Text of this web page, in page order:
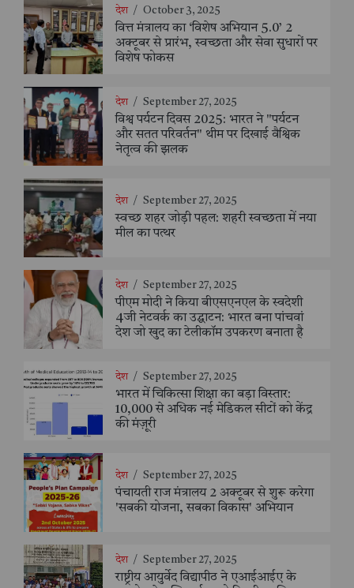
देश / October 3, 2025
वित्त मंत्रालय का ‘विशेष अभियान 5.0’ 2
अक्टूबर से प्रारंभ, स्वच्छता और सेवा सुधारों पर
विशेष फोकस
देश / September 27, 2025
विश्व पर्यटन दिवस 2025: भारत ने "पर्यटन
और सतत परिवर्तन" थीम पर दिखाई वैश्विक
नेतृत्व की झलक
देश / September 27, 2025
स्वच्छ शहर जोड़ी पहल: शहरी स्वच्छता में नया
मील का पत्थर
देश / September 27, 2025
पीएम मोदी ने किया बीएसएनएल के स्वदेशी
4जी नेटवर्क का उद्घाटन: भारत बना पांचवां
देश जो खुद का टेलीकॉम उपकरण बनाता है
देश / September 27, 2025
भारत में चिकित्सा शिक्षा का बड़ा विस्तार:
10,000 से अधिक नई मेडिकल सीटों को केंद्र
की मंज़ूरी
देश / September 27, 2025
पंचायती राज मंत्रालय 2 अक्टूबर से शुरू करेगा
'सबकी योजना, सबका विकास' अभियान
देश / September 27, 2025
राष्ट्रीय आयुर्वेद विद्यापीठ ने एआईआईए के